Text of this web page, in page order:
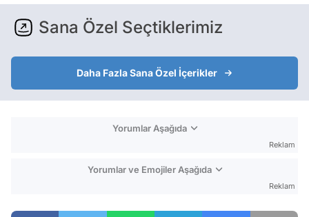
Sana Özel Seçtiklerimiz
Daha Fazla Sana Özel İçerikler
Yorumlar Aşağıda
Reklam
Yorumlar ve Emojiler Aşağıda
Reklam